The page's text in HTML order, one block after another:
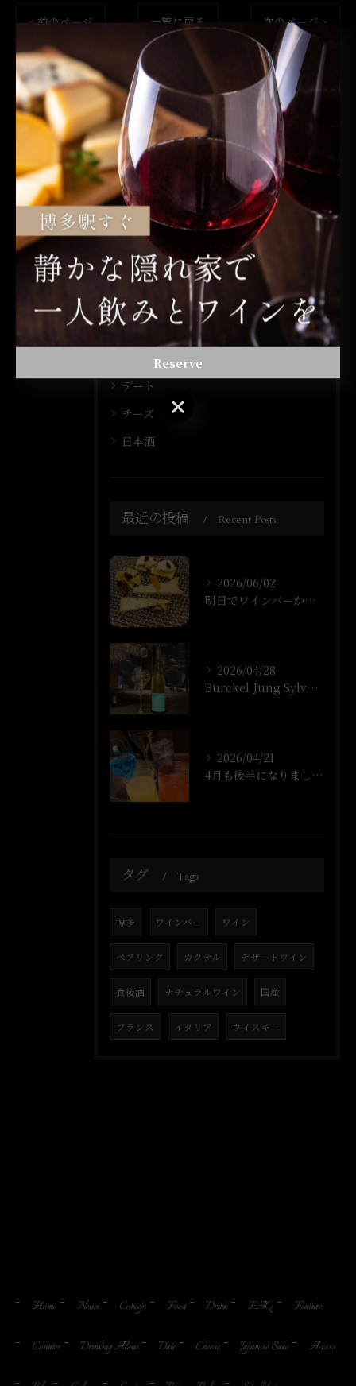
< 前のページ 一覧に戻る 次のページ >
関連タグ
#ワインバー #博多 #ワイン
カテゴリー Categories
全てのカテゴリー
カウンター
一人飲み
デート
チーズ
日本酒
最近の投稿 Recent Posts
2026/06/02
明日でワインバーかちょ1年なります！
2026/04/28
Burckel Jung Sylvaner
2026/04/21
4月も後半になりましたね!
タグ Tags
博多 ワインバー ワイン
ペアリング カクテル デザートワイン
食後酒 ナチュラルワイン 国産
フランス イタリア ウイスキー
Home News Concept Food Drink FAQ Feature
Counter Drinking Alone Date Cheese Japanese Sake Access
Reserve
Reserve